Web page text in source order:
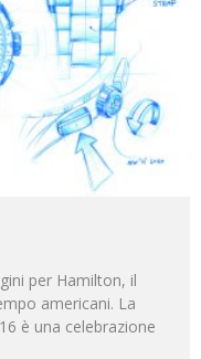
per Hamilton, il
americani. La
è una celebrazione